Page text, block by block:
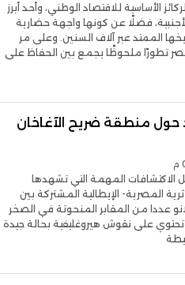
الأساسية للاقتصاد الوطني، وأحد أبرز
فضلًا عن كونها واجهة حضارية
الممتد عبر آلاف السنين. وعلى مر
تطورًا ملحوظًا يجمع بين الحفاظ على
حول منطقة ضريح الآغاخان
المهمة التي تشهدها
المصرية- الإيطالية المشتركة بين
عددا من المقابر المنحوتة في الصخر
على نقوش هيروغليفية بحالة جيدة